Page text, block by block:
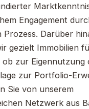
Engagement
Prozess. Darüber
gezielt Immobilien
ob zur Eigennutzung
zur Portfolio-
Sie von unserem
Netzwerk aus